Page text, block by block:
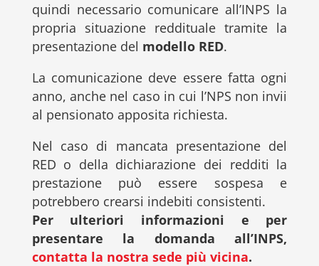
quindi necessario comunicare all’INPS la
propria situazione reddituale tramite la
presentazione del modello RED.
La comunicazione deve essere fatta ogni
anno, anche nel caso in cui l’NPS non invii
al pensionato apposita richiesta.
Nel caso di mancata presentazione del
RED o della dichiarazione dei redditi la
prestazione può essere sospesa e
potrebbero crearsi indebiti consistenti.
Per ulteriori informazioni e per
presentare la domanda all’INPS,
contatta la nostra sede più vicina.